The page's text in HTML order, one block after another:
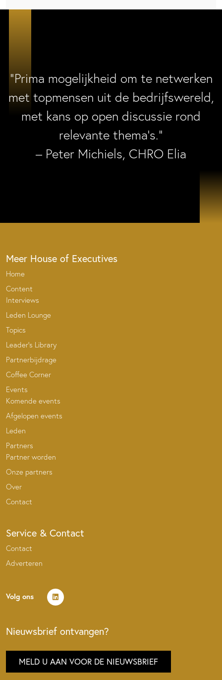
“Prima mogelijkheid om te netwerken
met topmensen uit de bedrijfswereld,
met kans op open discussie rond
relevante thema’s.”
– Peter Michiels, CHRO Elia
Meer House of Executives
Home
Content
Interviews
Leden Lounge
Topics
Leader’s Library
Partnerbijdrage
Coffee Corner
Events
Komende events
Afgelopen events
Leden
Partners
Partner worden
Onze partners
Over
Contact
Service & Contact
Contact
Adverteren
Volg ons
Nieuwsbrief ontvangen?
MELD U AAN VOOR DE NIEUWSBRIEF